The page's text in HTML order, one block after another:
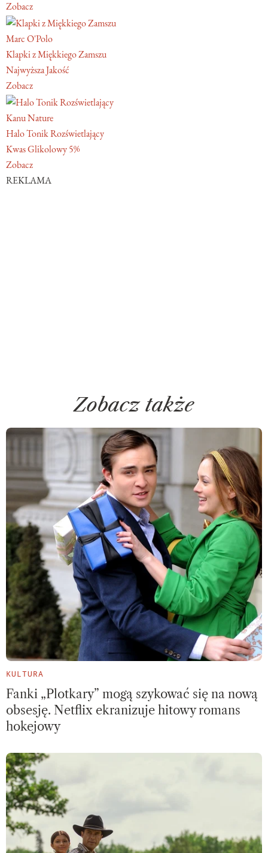
Zobacz
Marc O'Polo
Klapki z Miękkiego Zamszu
Najwyższa Jakość
Zobacz
Kanu Nature
Halo Tonik Rozświetlający
Kwas Glikolowy 5%
Zobacz
REKLAMA
Zobacz także
KULTURA
Fanki „Plotkary” mogą szykować się na nową
obsesję. Netflix ekranizuje hitowy romans
hokejowy